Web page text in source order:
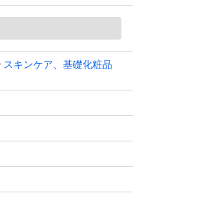
スキンケア、基礎化粧品